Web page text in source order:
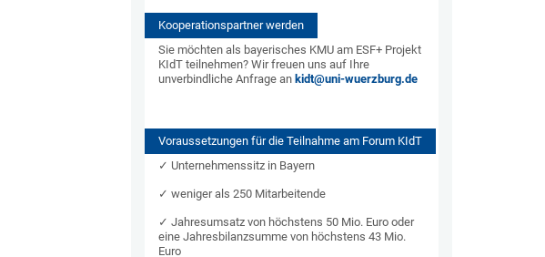
Kooperationspartner werden
Sie möchten als bayerisches KMU am ESF+ Projekt
KIdT teilnehmen? Wir freuen uns auf Ihre
unverbindliche Anfrage an kidt@uni-wuerzburg.de
Voraussetzungen für die Teilnahme am Forum KIdT
✓ Unternehmenssitz in Bayern
✓ weniger als 250 Mitarbeitende
✓ Jahresumsatz von höchstens 50 Mio. Euro oder
eine Jahresbilanzsumme von höchstens 43 Mio.
Euro